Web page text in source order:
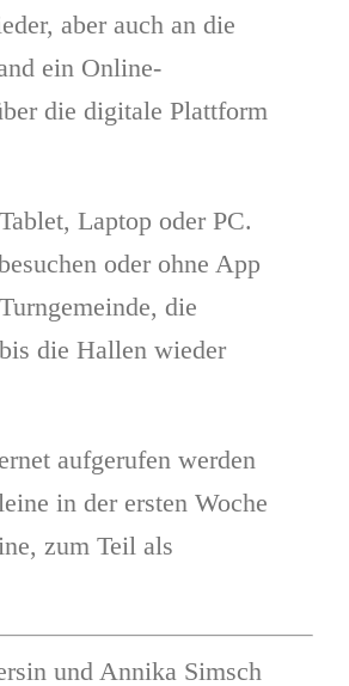
aber auch an die
ein Online-
die digitale Plattform
Laptop oder PC.
oder ohne App
die
die Hallen wieder
aufgerufen werden
in der ersten Woche
zum Teil als
und Annika Simsch